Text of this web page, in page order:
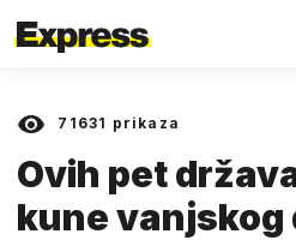
71631 prikaza
Ovih pet
kune vanjskog